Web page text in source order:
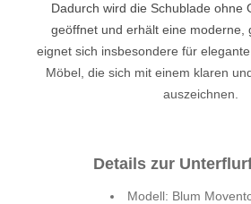
Dadurch wird die Schublade ohne
geöffnet und erhält eine moderne,
eignet sich insbesondere für
Möbel, die sich mit einem klaren
auszeichnen.
Details zur
Modell: Blum